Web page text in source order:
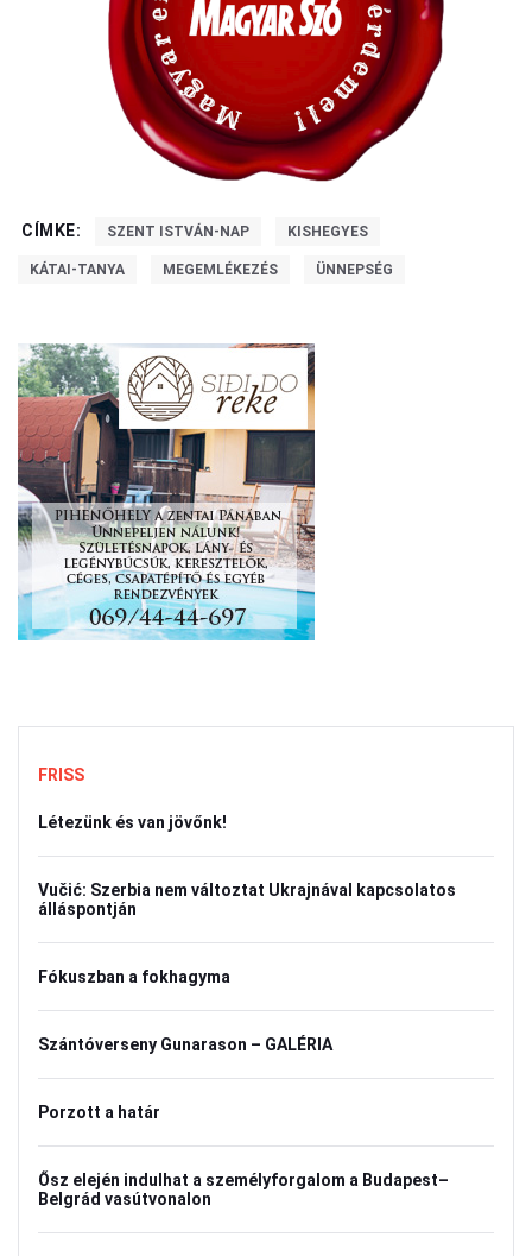
CÍMKE: SZENT ISTVÁN-NAP KISHEGYES
KÁTAI-TANYA MEGEMLÉKEZÉS ÜNNEPSÉG
FRISS
Létezünk és van jövőnk!
Vučić: Szerbia nem változtat Ukrajnával kapcsolatos
álláspontján
Fókuszban a fokhagyma
Szántóverseny Gunarason – GALÉRIA
Porzott a határ
Ősz elején indulhat a személyforgalom a Budapest–
Belgrád vasútvonalon